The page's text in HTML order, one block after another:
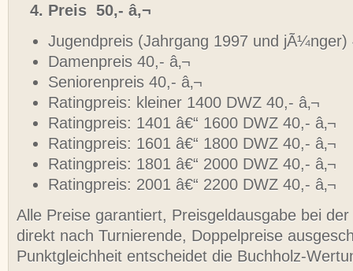
Preis 50,- â‚¬
Jugendpreis (Jahrgang 1997 und jÃ¼nger)
Damenpreis 40,- â‚¬
Seniorenpreis 40,- â‚¬
Ratingpreis: kleiner 1400 DWZ 40,- â‚¬
Ratingpreis: 1401 â€“ 1600 DWZ 40,- â‚¬
Ratingpreis: 1601 â€“ 1800 DWZ 40,- â‚¬
Ratingpreis: 1801 â€“ 2000 DWZ 40,- â‚¬
Ratingpreis: 2001 â€“ 2200 DWZ 40,- â‚¬
Alle Preise garantiert, Preisgeldausgabe bei
direkt nach Turnierende, Doppelpreise
Punktgleichheit entscheidet die Buchholz-